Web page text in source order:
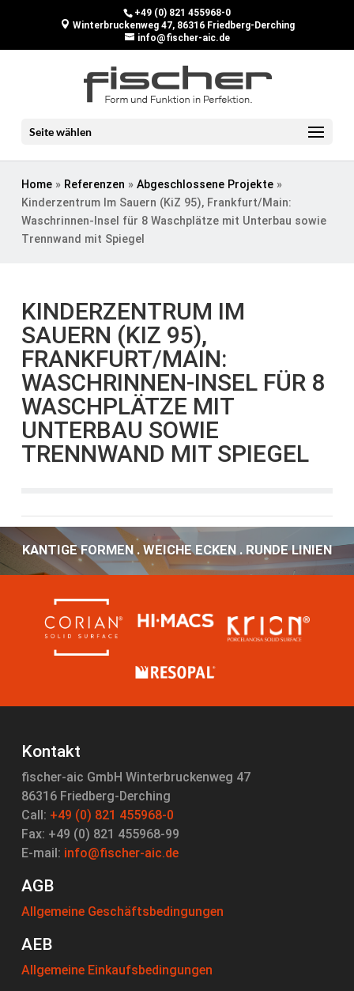
+49 (0) 821 455968-0
Winterbruckenweg 47, 86316 Friedberg-Derching
info@fischer-aic.de
Seite wählen
Home» Referenzen » Abgeschlossene Projekte»
Kinderzentrum Im Sauern (KiZ 95), Frankfurt/Main:
Waschrinnen-Insel für 8 Waschplätze mit Unterbau sowie
Trennwand mit Spiegel
KINDERZENTRUM IM
SAUERN (KIZ 95),
FRANKFURT/MAIN:
WASCHRINNEN-INSEL FÜR 8
WASCHPLÄTZE MIT
UNTERBAU SOWIE
TRENNWAND MIT SPIEGEL
KANTIGE FORMEN . WEICHE ECKEN . RUNDE LINIEN
Kontakt
fischer-aic GmbH Winterbruckenweg 47
86316 Friedberg-Derching
Call: +49 (0) 821 455968-0
Fax: +49 (0) 821 455968-99
E-mail: info@fischer-aic.de
AGB
Allgemeine Geschäftsbedingungen
AEB
Allgemeine Einkaufsbedingungen